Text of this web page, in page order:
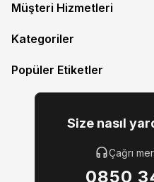
Müşteri Hizmetleri
Kategoriler
Popüler Etiketler
Size nasıl
Çağrı
0850